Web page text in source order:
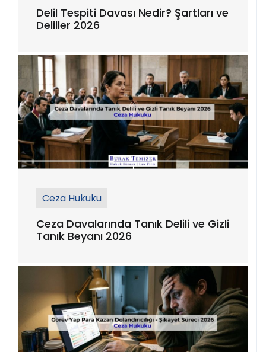
Delil Tespiti Davası Nedir? Şartları ve
Deliller 2026
Ceza Hukuku
Ceza Davalarında Tanık Delili ve Gizli
Tanık Beyanı 2026